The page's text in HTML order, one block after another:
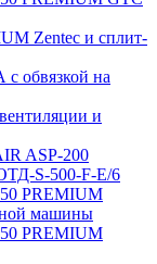
Zentec и сплит-
обвязкой на
и
ASP-200
S-500-F-E/6
PREMIUM
машины
PREMIUM